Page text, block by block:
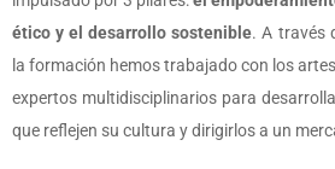
ético y el desarrollo sostenible. A través
la formación hemos trabajado con los
expertos multidisciplinarios para
que reflejen su cultura y dirigirlos a un